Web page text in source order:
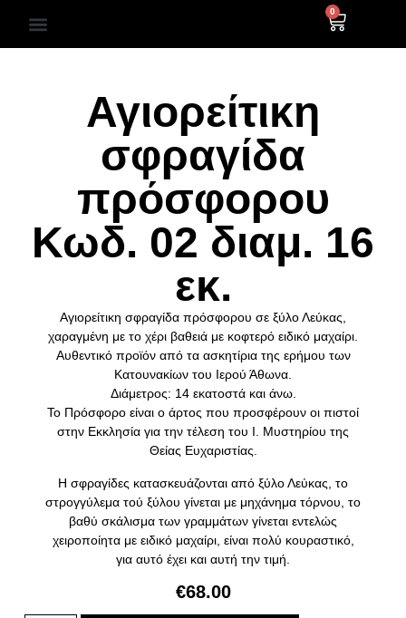
0
Αγιορείτικη
σφραγίδα
πρόσφορου
Κωδ. 02 διαμ. 16
εκ.
Αγιορείτικη σφραγίδα πρόσφορου σε ξύλο Λεύκας,
χαραγμένη με το χέρι βαθειά με κοφτερό ειδικό μαχαίρι.
Αυθεντικό προϊόν από τα ασκητίρια της ερήμου των
Κατουνακίων του Ιερού Άθωνα.
Διάμετρος: 14 εκατοστά και άνω.
Το Πρόσφορο είναι ο άρτος που προσφέρουν οι πιστοί
στην Εκκλησία για την τέλεση του Ι. Μυστηρίου της
Θείας Ευχαριστίας.
Η σφραγίδες κατασκευάζονται από ξύλο Λεύκας, το
στρογγύλεμα τού ξύλου γίνεται με μηχάνημα τόρνου, το
βαθύ σκάλισμα των γραμμάτων γίνεται εντελώς
χειροποίητα με ειδικό μαχαίρι, είναι πολύ κουραστικό,
για αυτό έχει και αυτή την τιμή.
€68.00